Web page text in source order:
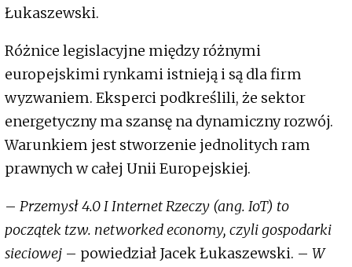
Łukaszewski.
Różnice legislacyjne między różnymi
europejskimi rynkami istnieją i są dla firm
wyzwaniem. Eksperci podkreślili, że sektor
energetyczny ma szansę na dynamiczny rozwój.
Warunkiem jest stworzenie jednolitych ram
prawnych w całej Unii Europejskiej.
– Przemysł 4.0 I Internet Rzeczy (ang. IoT) to
początek tzw. networked economy, czyli gospodarki
sieciowej – powiedział Jacek Łukaszewski. – W